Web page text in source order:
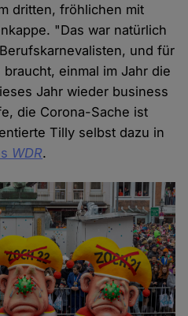
dritten, fröhlichen mit
"Das war natürlich
und für
einmal im Jahr die
Jahr wieder business
die Corona-Sache ist
Tilly selbst dazu in
WDR.